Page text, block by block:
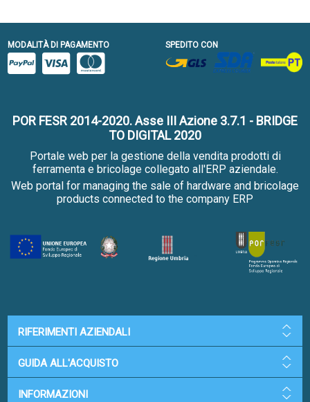
MODALITÀ DI PAGAMENTO SPEDITO CON
POR FESR 2014-2020. Asse III Azione 3.7.1 - BRIDGE
TO DIGITAL 2020
Portale web per la gestione della vendita prodotti di
ferramenta e bricolage collegato all'ERP aziendale.
Web portal for managing the sale of hardware and bricolage
products connected to the company ERP
RIFERIMENTI AZIENDALI
GUIDA ALL'ACQUISTO
INFORMAZIONI